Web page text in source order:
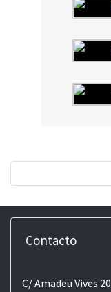
Contacto
C/ Amadeu Vives